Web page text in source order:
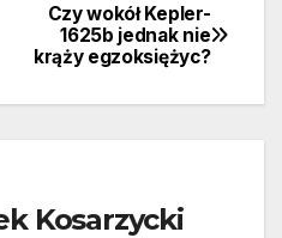
Czy wokół Kepler-
1625b jednak nie
krąży egzoksiężyc?
Kosarzycki